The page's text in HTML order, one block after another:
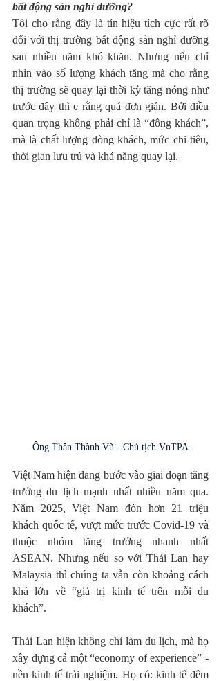
bất động sản nghỉ dưỡng?
Tôi cho rằng đây là tín hiệu tích cực rất rõ
đối với thị trường bất động sản nghỉ dưỡng
sau nhiều năm khó khăn. Nhưng nếu chỉ
nhìn vào số lượng khách tăng mà cho rằng
thị trường sẽ quay lại thời kỳ tăng nóng như
trước đây thì e rằng quá đơn giản. Bởi điều
quan trọng không phải chỉ là “đông khách”,
mà là chất lượng dòng khách, mức chi tiêu,
thời gian lưu trú và khả năng quay lại.
Ông Thân Thành Vũ - Chủ tịch VnTPA
Việt Nam hiện đang bước vào giai đoạn tăng
trưởng du lịch mạnh nhất nhiều năm qua.
Năm 2025, Việt Nam đón hơn 21 triệu
khách quốc tế, vượt mức trước Covid-19 và
thuộc nhóm tăng trưởng nhanh nhất
ASEAN. Nhưng nếu so với Thái Lan hay
Malaysia thì chúng ta vẫn còn khoảng cách
khá lớn về “giá trị kinh tế trên mỗi du
khách”.
Thái Lan hiện không chỉ làm du lịch, mà họ
xây dựng cả một “economy of experience” -
nền kinh tế trải nghiệm. Họ có: kinh tế đêm